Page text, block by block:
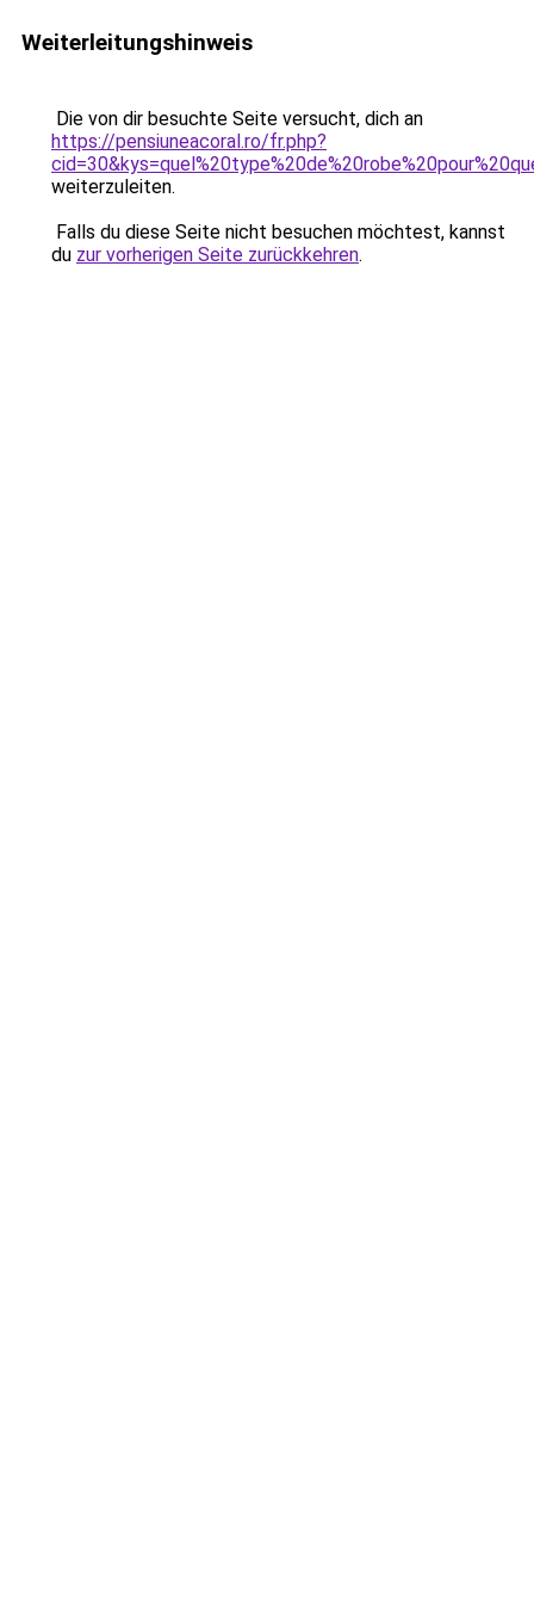
Weiterleitungshinweis
Die von dir besuchte Seite versucht, dich an
https://pensiuneacoral.ro/fr.php?
weiterzuleiten.
Falls du diese Seite nicht besuchen möchtest, kannst
du zur vorherigen Seite zurückkehren.